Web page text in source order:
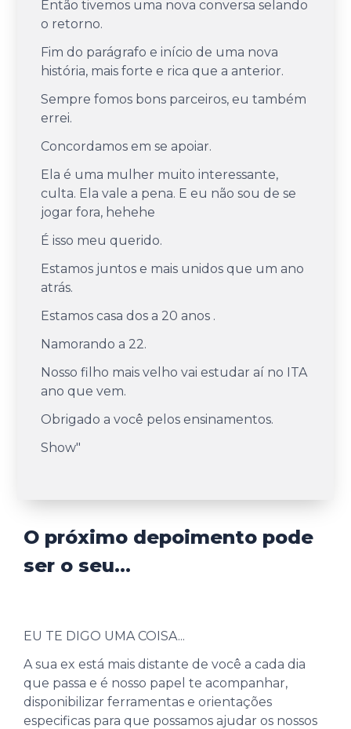
Então tivemos uma nova conversa selando
o retorno.
Fim do parágrafo e início de uma nova
história, mais forte e rica que a anterior.
Sempre fomos bons parceiros, eu também
errei.
Concordamos em se apoiar.
Ela é uma mulher muito interessante,
culta. Ela vale a pena. E eu não sou de se
jogar fora, hehehe
É isso meu querido.
Estamos juntos e mais unidos que um ano
atrás.
Estamos casa dos a 20 anos .
Namorando a 22.
Nosso filho mais velho vai estudar aí no ITA
ano que vem.
Obrigado a você pelos ensinamentos.
Show"
O próximo depoimento pode
ser o seu...
EU TE DIGO UMA COISA...
A sua ex está mais distante de você a cada dia
que passa e é nosso papel te acompanhar,
disponibilizar ferramentas e orientações
especificas para que possamos ajudar os nossos